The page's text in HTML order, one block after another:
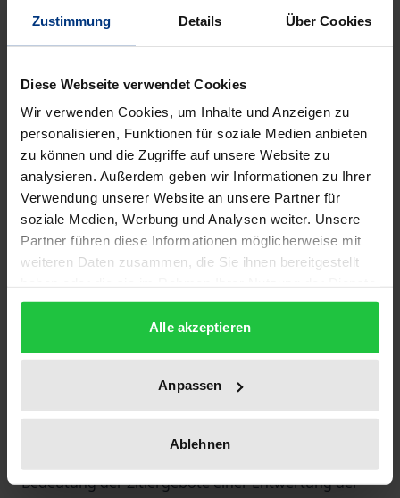
Zustimmung Details Über Cookies
Diese Webseite verwendet Cookies
Wir verwenden Cookies, um Inhalte und Anzeigen zu
personalisieren, Funktionen für soziale Medien anbieten
zu können und die Zugriffe auf unsere Website zu
analysieren. Außerdem geben wir Informationen zu Ihrer
Verwendung unserer Website an unsere Partner für
soziale Medien, Werbung und Analysen weiter. Unsere
Partner führen diese Informationen möglicherweise mit
weiteren Daten zusammen, die Sie ihnen bereitgestellt
gesammelt haben.
Alle akzeptieren
Anpassen
Ablehnen
Das Grundgesetz enthält an zwei Stellen
im Falle einer gesetzlichen
Grundrechtseinschränkung das Gesetz die
eingeschränkten Grundrechte nennt. Art. 80 Abs. 1
Satz 3 GG verlangt in Rechtsverordnungen die
Angabe ihrer Rechtsgrundlage. Beide Zitiergebote
sind formelle Wirksamkeitsvoraussetzungen für das
Gesetz oder die Rechtsverordnung mit der Folge,
dass ein Verstoß zu ihrer Nichtigkeit führt. Umso
Rechtsprechung und Rechtslehre nur auf
bescheidenes Interesse gestoßen sind und geringe
Bedeutung erlangt haben. Die vorliegende
Monographie bietet auf der Grundlage der in
Rechtslehre und Rechtsprechung vertretenen
Bedeutung der Zitiergebote einer Entwertung der